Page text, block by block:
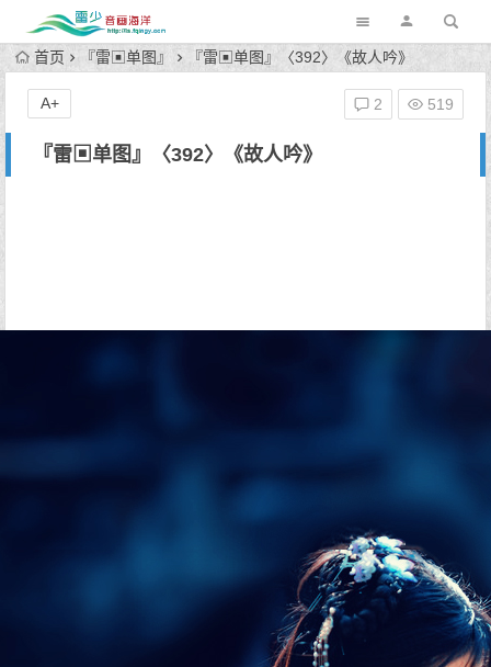
首页 『雷▣单图』 『雷▣单图』〈392〉《故人吟》
『雷▣单图』〈392〉《故人吟》
2 519
A+